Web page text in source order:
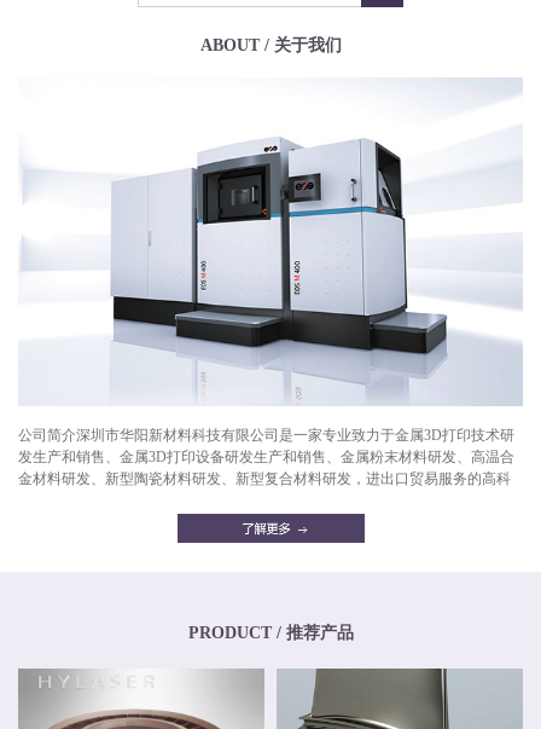
ABOUT / 关于我们
公司简介深圳市华阳新材料科技有限公司是一家专业致力于金属3D打印技术研
发生产和销售、金属3D打印设备研发生产和销售、金属粉末材料研发、高温合
金材料研发、新型陶瓷材料研发、新型复合材料研发，进出口贸易服务的高科
油喷嘴，减重机箱，散热器，异形件，模具，工艺品等。华阳新材料拥有一支
专业化、年轻化的技术团队，其骨干均为博士、硕士，其中博士生比例超过
联合研发合作关系。华阳新材料具有高素质人才的研发中心，，拥有一流的跨
检测设备，能够对材料物理力学性能、化学性能及疲劳损伤进行检测，能分析
材料化学成分、分析金属及金属间化合物的分布、分析晶体和晶界组织。 华阳
新材料现有激光专业级金属3D打印设备多台。公司具有ISO9001质量体系认
PRODUCT / 推荐产品